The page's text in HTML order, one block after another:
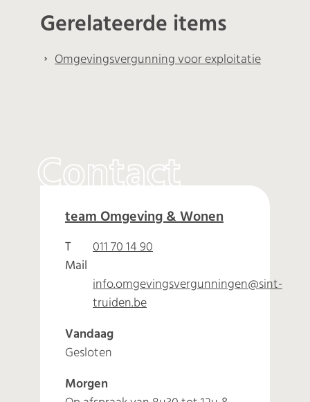
Gerelateerde items
Omgevingsvergunning voor exploitatie
Contact
Omgeving
team Omgeving & Wonen
Adres
T
011 70 14 90
Mail
info.omgevingsvergunningen@sint-
truiden.be
Vandaag
Gesloten
Morgen